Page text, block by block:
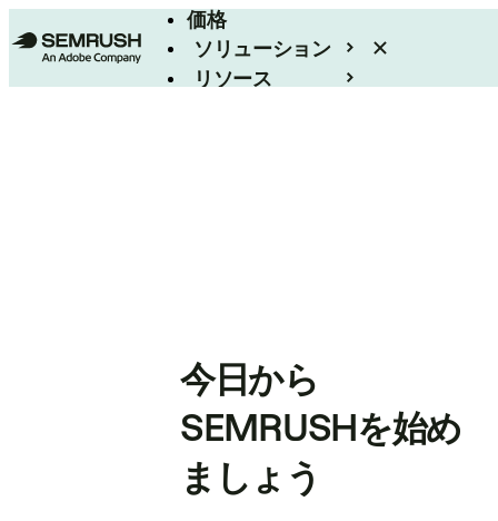
価格
ソリューション
リソース
今日から
SEMRUSHを始め
ましょう